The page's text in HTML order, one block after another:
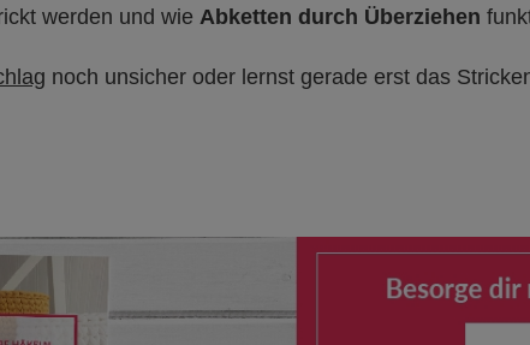
werden und wie Abketten durch Überziehen
noch unsicher oder lernst gerade erst das